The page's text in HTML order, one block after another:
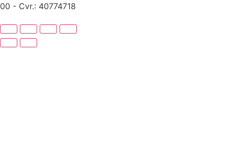
00 - Cvr.: 40774718